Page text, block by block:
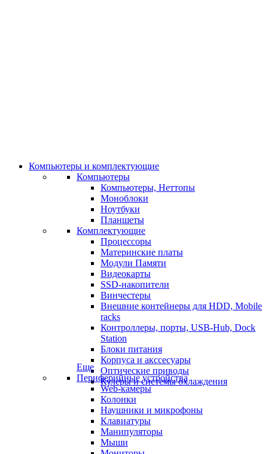
Компьютеры и комплектующие
Компьютеры
Компьютеры, Неттопы
Моноблоки
Ноутбуки
Планшеты
Комплектующие
Процессоры
Материнские платы
Модули Памяти
Видеокарты
SSD-накопители
Винчестеры
Внешние контейнеры для HDD, Mobile
racks
Контроллеры, порты, USB-Hub, Dock
Station
Блоки питания
Корпуса и акссесуары
Оптические приводы
Кулеры и системы охлаждения
Еще
Периферийные устройства
Web-камеры
Колонки
Наушники и микрофоны
Клавиатуры
Манипуляторы
Мыши